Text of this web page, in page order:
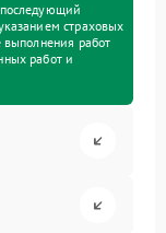
последующий
страховых
выполнения работ
работ и